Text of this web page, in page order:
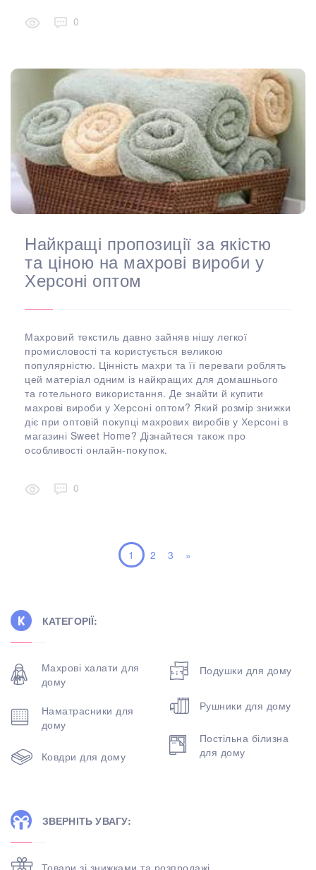
0
Найкращі пропозиції за якістю
та ціною на махрові вироби у
Херсоні оптом
Махровий текстиль давно зайняв нішу легкої
промисловості та користується великою
популярністю. Цінність махри та її переваги роблять
цей матеріал одним із найкращих для домашнього
та готельного використання. Де знайти й купити
махрові вироби у Херсоні оптом? Який розмір знижки
діє при оптовій покупці махрових виробів у Херсоні в
магазині Sweet Home? Дізнайтеся також про
особливості онлайн-покупок.
0
1 2 3 »
КАТЕГОРІЇ:
Махрові халати для
дому
Наматрасники для
дому
Ковдри для дому
Подушки для дому
Рушники для дому
Постільна білизна
для дому
ЗВЕРНІТЬ УВАГУ: